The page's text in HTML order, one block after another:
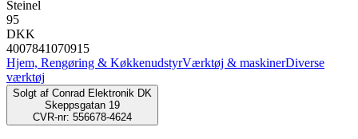
Steinel
95
DKK
4007841070915
Hjem, Rengøring & KøkkenudstyrVærktøj & maskinerDiverse
værktøj
Solgt af Conrad Elektronik DK
Skeppsgatan 19
CVR-nr: 556678-4624